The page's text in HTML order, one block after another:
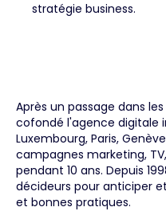
stratégie business.
Après un passage dans
cofondé l'agence digitale
Luxembourg, Paris,
campagnes marketing,
pendant 10 ans. Depuis
décideurs pour anticiper
et bonnes pratiques.